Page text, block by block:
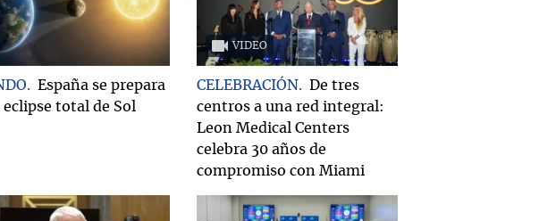
España se prepara
eclipse total de Sol
VIDEO
CELEBRACIÓN
De tres
centros a una red integral:
Leon Medical Centers
celebra 30 años de
compromiso con Miami